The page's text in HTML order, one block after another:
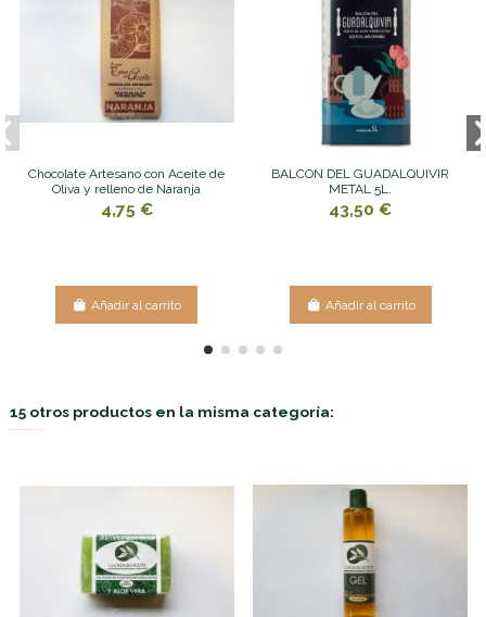
Chocolate Artesano con Aceite de
Oliva y relleno de Naranja
4,75 €
Añadir al carrito
BALCON DEL GUADALQUIVIR
METAL 5L.
43,50 €
Añadir al carrito
15 otros productos en la misma categoría: